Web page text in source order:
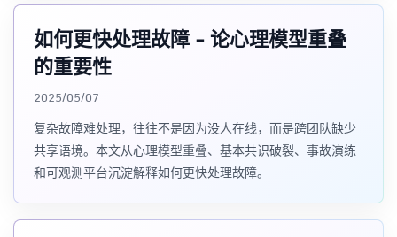
如何更快处理故障 - 论心理模型重叠
的重要性
2025/05/07
复杂故障难处理，往往不是因为没人在线，而是跨团队缺少
共享语境。本文从心理模型重叠、基本共识破裂、事故演练
和可观测平台沉淀解释如何更快处理故障。